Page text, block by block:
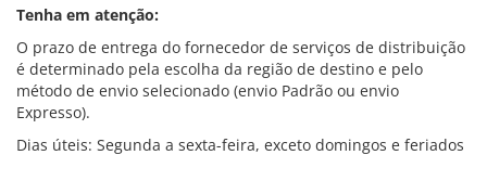
Tenha em atenção:
O prazo de entrega do fornecedor de serviços de distribuição
é determinado pela escolha da região de destino e pelo
método de envio selecionado (envio Padrão ou envio
Expresso).
Dias úteis: Segunda a sexta-feira, exceto domingos e feriados